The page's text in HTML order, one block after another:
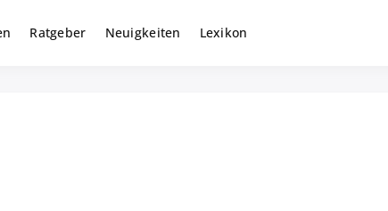
Ratgeber Neuigkeiten Lexikon